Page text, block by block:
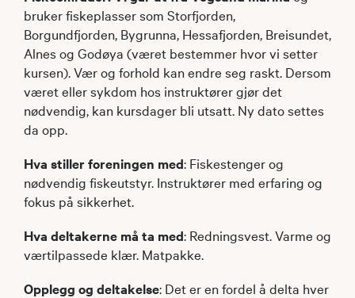
bruker fiskeplasser som Storfjorden,
Borgundfjorden, Bygrunna, Hessafjorden, Breisundet,
Alnes og Godøya (været bestemmer hvor vi setter
kursen). Vær og forhold kan endre seg raskt. Dersom
været eller sykdom hos instruktører gjør det
nødvendig, kan kursdager bli utsatt. Ny dato settes
da opp.
Hva stiller foreningen med: Fiskestenger og
nødvendig fiskeutstyr. Instruktører med erfaring og
fokus på sikkerhet.
Hva deltakerne må ta med: Redningsvest. Varme og
værtilpassede klær. Matpakke.
Opplegg og deltakelse: Det er en fordel å delta hver